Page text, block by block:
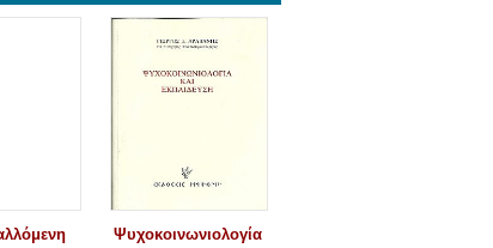
Ψυχοκοινωνιολογία